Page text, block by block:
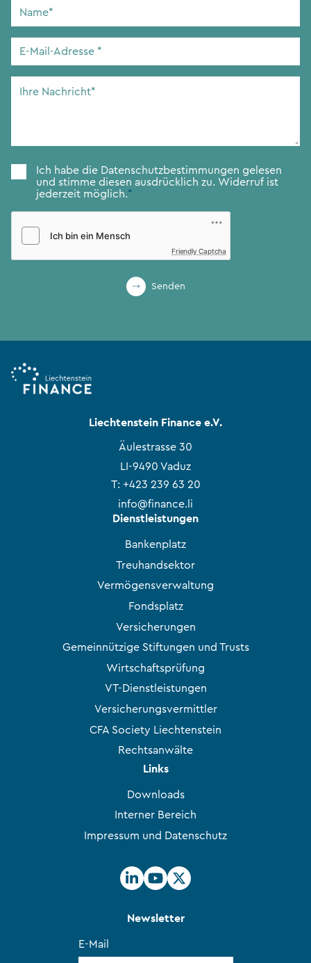
Name
E-
Adresse*
Ihre
Zustimmung*
Ich habe die Datenschutzbestimmungen gelesen
und stimme diesen ausdrücklich zu. Widerruf ist
jederzeit möglich.*
Friendly Captcha
Senden
Liechtenstein Finance e.V.
Äulestrasse 30
LI-9490 Vaduz
T: +423 239 63 20
info@finance.li
Dienstleistungen
Bankenplatz
Treuhandsektor
Vermögensverwaltung
Fondsplatz
Versicherungen
Gemeinnützige Stiftungen und Trusts
Wirtschaftsprüfung
VT-Dienstleistungen
Versicherungsvermittler
CFA Society Liechtenstein
Rechtsanwälte
Links
Downloads
Interner Bereich
Impressum und Datenschutz
Newsletter
E-Mail